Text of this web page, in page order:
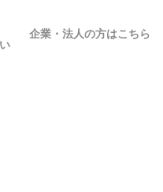
企業・法人の方はこちら